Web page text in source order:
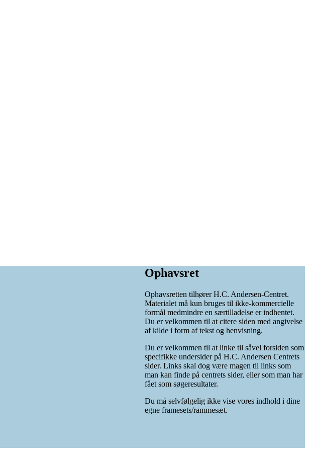
Ophavsret
Ophavsretten tilhører H.C. Andersen-Centret.
Materialet må kun bruges til ikke-kommercielle
formål medmindre en særtilladelse er indhentet.
Du er velkommen til at citere siden med angivelse
af kilde i form af tekst og henvisning.
Du er velkommen til at linke til såvel forsiden som
specifikke undersider på H.C. Andersen Centrets
sider. Links skal dog være magen til links som
man kan finde på centrets sider, eller som man har
fået som søgeresultater.
Du må selvfølgelig ikke vise vores indhold i dine
egne framesets/rammesæt.